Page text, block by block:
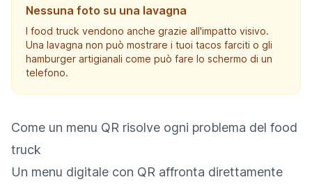
Nessuna foto su una lavagna
I food truck vendono anche grazie all'impatto visivo.
Una lavagna non può mostrare i tuoi tacos farciti o gli
hamburger artigianali come può fare lo schermo di un
telefono.
Come un menu QR risolve ogni problema del food
truck
Un menu digitale con QR affronta direttamente